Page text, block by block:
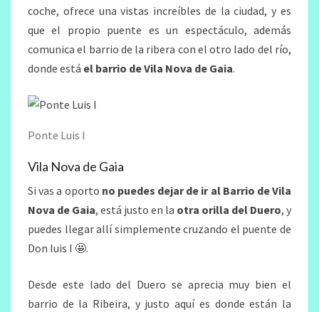
coche, ofrece una vistas increíbles de la ciudad, y es
que el propio puente es un espectáculo, además
comunica el barrio de la ribera con el otro lado del río,
donde está el barrio de Vila Nova de Gaia.
Ponte Luis I
Vila Nova de Gaia
Si vas a oporto no puedes dejar de ir al Barrio de Vila
Nova de Gaia, está justo en la otra orilla del Duero, y
puedes llegar allí simplemente cruzando el puente de
Don luis I 🤩.
Desde este lado del Duero se aprecia muy bien el
barrio de la Ribeira, y justo aquí es donde están la